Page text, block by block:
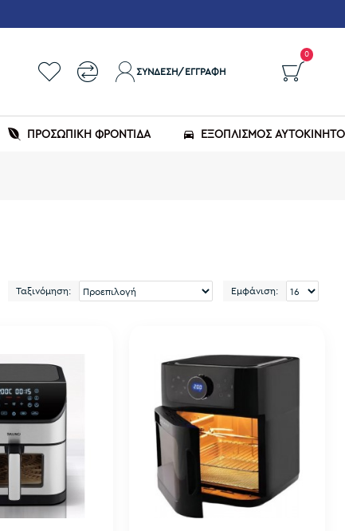
ΣΎΝΔΕΣΗ/ΕΓΓΡΑΦΉ
0
ΠΡΟΣΩΠΙΚΗ ΦΡΟΝΤΙΔΑ ΕΞΟΠΛΙΣΜΌΣ
Ταξινόμηση: Εμφάνιση: